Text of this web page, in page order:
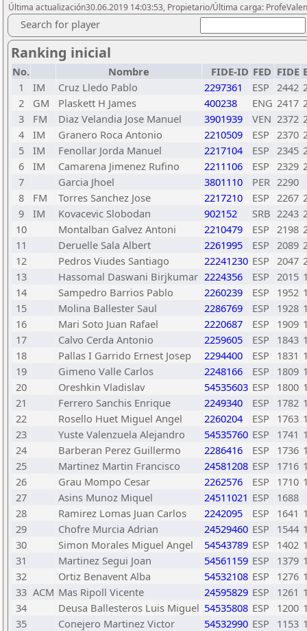
Última actualización30.06.2019 14:03:53, Propietario/Última carga:
Search for player
Ranking inicial
No. Nombre FIDE-ID FED FIDE
1
IM Cruz Lledo Pablo 2297361 ESP 2442
2
GM Plaskett H James 400238 ENG 2417
3
FM Diaz Velandia Jose Manuel 3901939 VEN 2372
4
IM Granero Roca Antonio 2210509 ESP 2370
5
IM Fenollar Jorda Manuel 2217104 ESP 2345
6
IM Camarena Jimenez Rufino 2211106 ESP 2329
7
Garcia Jhoel 3801110 PER 2290
8
FM Torres Sanchez Jose 2217210 ESP 2267
9
IM Kovacevic Slobodan 902152 SRB 2243
10
Montalban Galvez Antoni 2210479 ESP 2198
11
Deruelle Sala Albert 2261995 ESP 2089
12
Pedros Viudes Santiago 22241230 ESP 2047
13
Hassomal Daswani Birjkumar 2224356 ESP 2015
14
Sampedro Barrios Pablo 2260239 ESP 1952
15
Molina Ballester Saul 2286769 ESP 1928
16
Mari Soto Juan Rafael 2220687 ESP 1909
17
Calvo Cerda Antonio 2259605 ESP 1843
18
Pallas I Garrido Ernest Josep 2294400 ESP 1831
19
Gimeno Valle Carlos 2248166 ESP 1809
20
Oreshkin Vladislav 54535603 ESP 1800
21
Ferrero Sanchis Enrique 2249340 ESP 1782
22
Rosello Huet Miguel Angel 2260204 ESP 1763
23
Yuste Valenzuela Alejandro 54535760 ESP 1741
24
Barberan Perez Guillermo 2286416 ESP 1736
25
Martinez Martin Francisco 24581208 ESP 1716
26
Grau Mompo Cesar 2262576 ESP 1710
27
Asins Munoz Miquel 24511021 ESP
1688
28
Ramirez Lomas Juan Carlos 2242095 ESP 1641
29
Chofre Murcia Adrian 24529460 ESP 1544
30
Simon Morales Miguel Angel 54543789 ESP 1402
31
Martinez Segui Joan 54561159 ESP 1379
32
Ortiz Benavent Alba 54532108 ESP 1276
33 ACM Mas Ripoll Vicente 24595829 ESP 1261
34
Deusa Ballesteros Luis Miguel 54535808 ESP 1200
35
Conejero Martinez Victor 54532990 ESP 1153